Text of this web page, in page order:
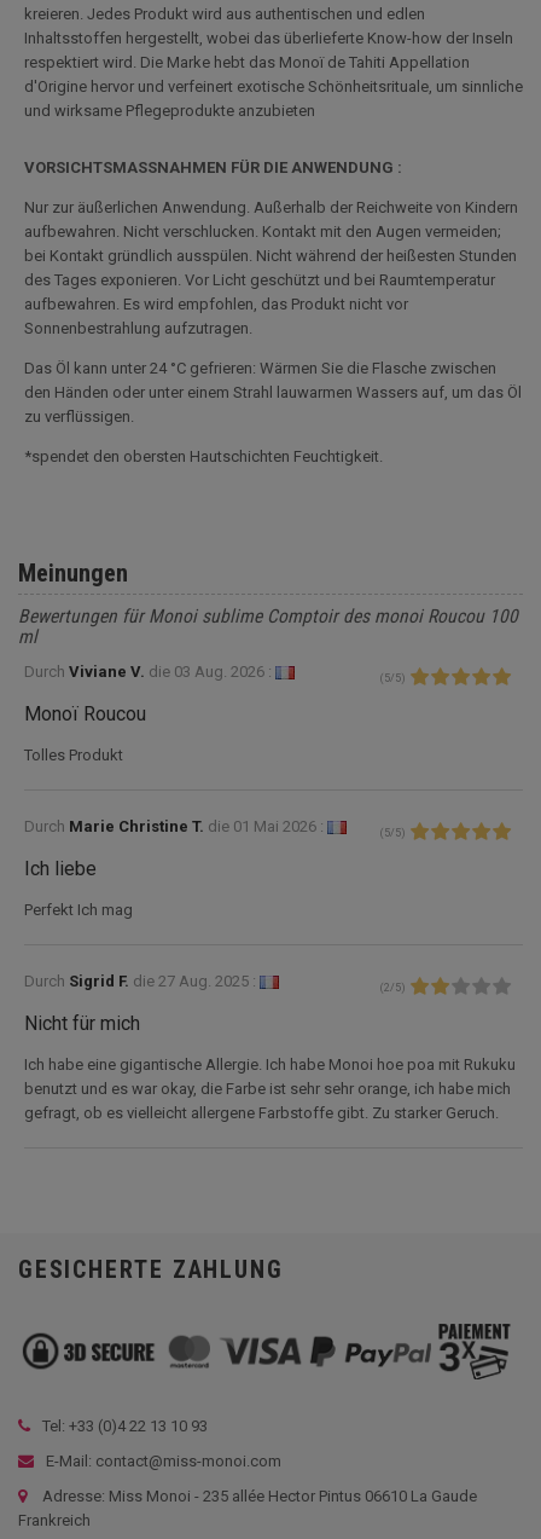
kreieren. Jedes Produkt wird aus authentischen und edlen
Inhaltsstoffen hergestellt, wobei das überlieferte Know-how der Inseln
respektiert wird. Die Marke hebt das Monoï de Tahiti Appellation
d'Origine hervor und verfeinert exotische Schönheitsrituale, um sinnliche
und wirksame Pflegeprodukte anzubieten
VORSICHTSMASSNAHMEN FÜR DIE ANWENDUNG :
Nur zur äußerlichen Anwendung. Außerhalb der Reichweite von Kindern
aufbewahren. Nicht verschlucken. Kontakt mit den Augen vermeiden;
bei Kontakt gründlich ausspülen. Nicht während der heißesten Stunden
des Tages exponieren. Vor Licht geschützt und bei Raumtemperatur
aufbewahren. Es wird empfohlen, das Produkt nicht vor
Sonnenbestrahlung aufzutragen.
Das Öl kann unter 24 °C gefrieren: Wärmen Sie die Flasche zwischen
den Händen oder unter einem Strahl lauwarmen Wassers auf, um das Öl
zu verflüssigen.
*spendet den obersten Hautschichten Feuchtigkeit.
Meinungen
Bewertungen für Monoi sublime Comptoir des monoi Roucou 100
ml
Durch Viviane V. die 03 Aug. 2026 : ( 5/ 5)
Monoï Roucou
Tolles Produkt
Durch Marie Christine T. die 01 Mai 2026 : ( 5/ 5)
Ich liebe
Perfekt Ich mag
Durch Sigrid F. die 27 Aug. 2025 : (2 / 5)
Nicht für mich
Ich habe eine gigantische Allergie. Ich habe Monoi hoe poa mit Rukuku
benutzt und es war okay, die Farbe ist sehr sehr orange, ich habe mich
gefragt, ob es vielleicht allergene Farbstoffe gibt. Zu starker Geruch.
GESICHERTE ZAHLUNG
Tel: +33 (0)4 22 13 10 93
E-Mail: contact@miss-monoi.com
Adresse: Miss Monoi - 235 allée Hector Pintus 06610 La Gaude
Frankreich